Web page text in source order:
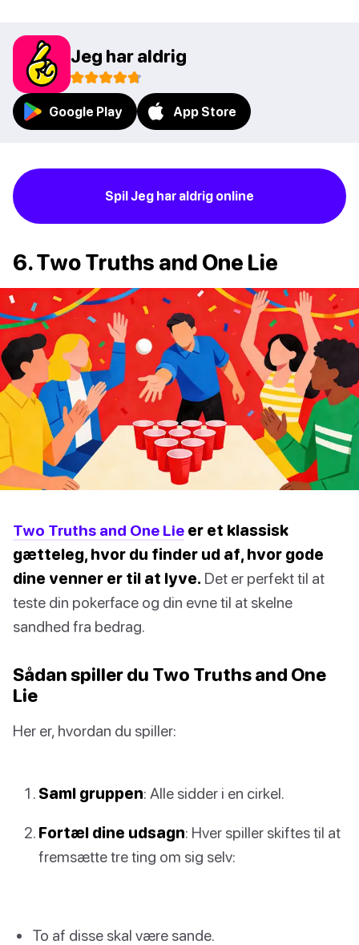
Jeg har aldrig
Google Play App Store
Spil Jeg har aldrig online
6. Two Truths and One Lie
Two Truths and One Lie er et klassisk
gætteleg, hvor du finder ud af, hvor gode
dine venner er til at lyve. Det er perfekt til at
teste din pokerface og din evne til at skelne
sandhed fra bedrag.
Sådan spiller du Two Truths and One
Lie
Her er, hvordan du spiller:
Saml gruppen: Alle sidder i en cirkel.
Fortæl dine udsagn: Hver spiller skiftes til at
fremsætte tre ting om sig selv:
To af disse skal være sande.